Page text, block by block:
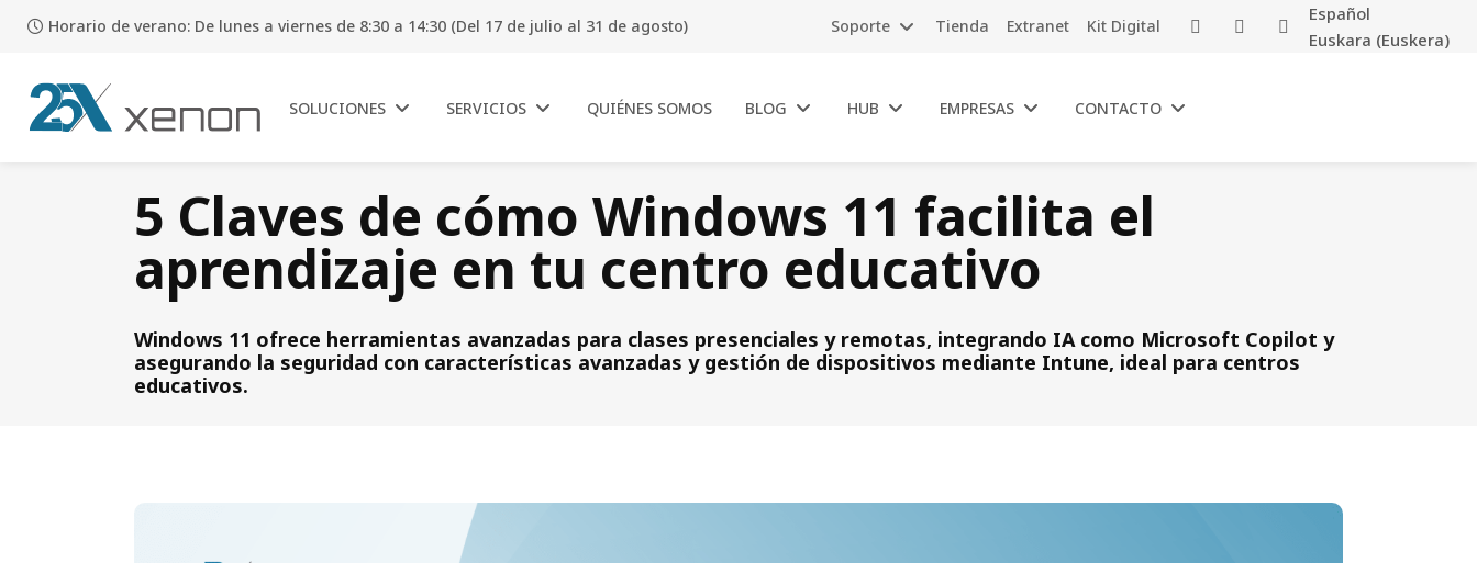
Horario de verano: De lunes a viernes de 8:30 a 14:30 (Del 17 de julio al 31 de agosto) Soporte Tienda Extranet Kit Digital
Español
Euskara (Euskera)
SOLUCIONES SERVICIOS QUIÉNES SOMOS BLOG HUB EMPRESAS CONTACTO
5 Claves de cómo Windows 11 facilita el
aprendizaje en tu centro educativo
Windows 11 ofrece herramientas avanzadas para clases presenciales y remotas, integrando IA como Microsoft Copilot y
asegurando la seguridad con características avanzadas y gestión de dispositivos mediante Intune, ideal para centros
educativos.